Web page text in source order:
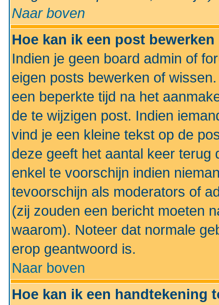
Naar boven
Hoe kan ik een post
Indien je geen board admin of
eigen posts bewerken of
een beperkte tijd na het
de te wijzigen post. Indien
vind je een kleine tekst op de
deze geeft het aantal keer terug
enkel te voorschijn indien
tevoorschijn als moderators of
(zij zouden een bericht moeten
waarom). Noteer dat normale
erop geantwoord is.
Naar boven
Hoe kan ik een handtekening